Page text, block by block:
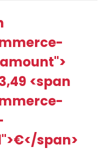
<span
span>
zaujímať
bielenie